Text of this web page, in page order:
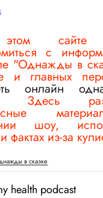
сайте
с
"Однажды в
и главных
онлайн
Здесь
шоу,
фактах из-за
в сказке
health podcast